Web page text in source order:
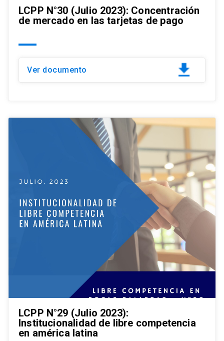
LCPP N°30 (Julio 2023): Concentración
de mercado en las tarjetas de pago
Ver documento
LCPP N°29 (Julio 2023):
Institucionalidad de libre competencia
en américa latina